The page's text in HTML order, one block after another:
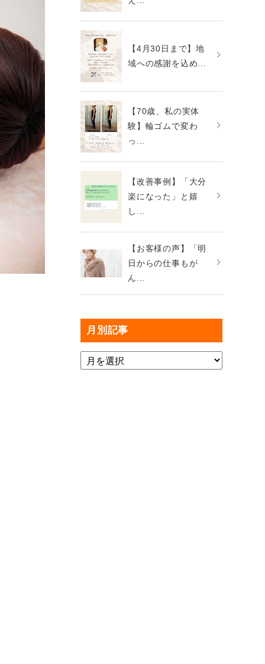
【4月30日まで】地
域への感謝を込め...
【70歳、私の実体
験】輪ゴムで変わ
っ...
【改善事例】「大分
楽になった」と嬉
し...
【お客様の声】「明
日からの仕事もが
ん...
月別記事